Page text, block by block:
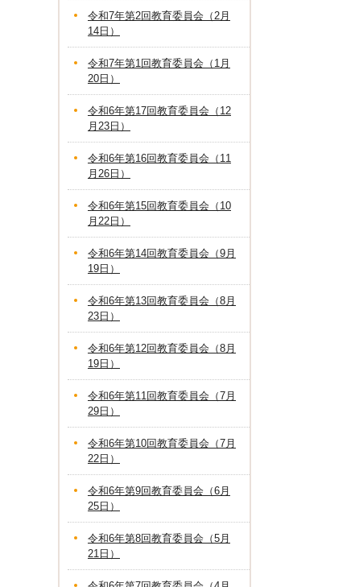
令和7年第2回教育委員会（2月
14日）
令和7年第1回教育委員会（1月
20日）
令和6年第17回教育委員会（12
月23日）
令和6年第16回教育委員会（11
月26日）
令和6年第15回教育委員会（10
月22日）
令和6年第14回教育委員会（9月
19日）
令和6年第13回教育委員会（8月
23日）
令和6年第12回教育委員会（8月
19日）
令和6年第11回教育委員会（7月
29日）
令和6年第10回教育委員会（7月
22日）
令和6年第9回教育委員会（6月
25日）
令和6年第8回教育委員会（5月
21日）